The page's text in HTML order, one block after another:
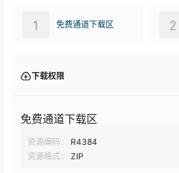
免费通道下载区
1 2
下载权限
免费通道下载区
资源编码：
R4384
资源格式：
ZIP